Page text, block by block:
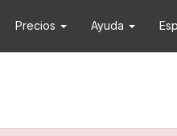
Precios Ayuda